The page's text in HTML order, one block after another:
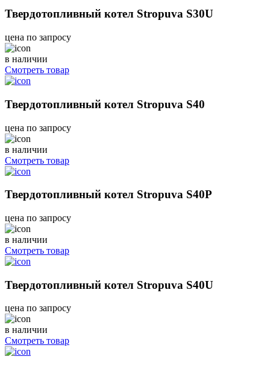
Твердотопливный котел Stropuva S30U
цена по запросу
в наличии
Смотреть товар
Твердотопливный котел Stropuva S40
цена по запросу
в наличии
Смотреть товар
Твердотопливный котел Stropuva S40P
цена по запросу
в наличии
Смотреть товар
Твердотопливный котел Stropuva S40U
цена по запросу
в наличии
Смотреть товар